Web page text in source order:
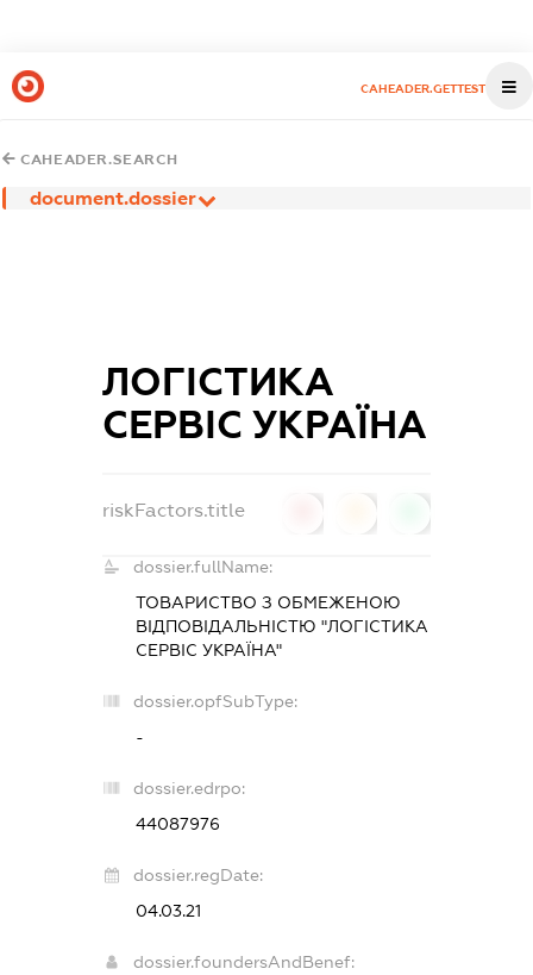
CAHEADER.GETTEST
CAHEADER.SEARCH
document.dossier
ЛОГІСТИКА
СЕРВІС УКРАЇНА
riskFactors.title
dossier.fullName:
ТОВАРИСТВО З ОБМЕЖЕНОЮ
ВІДПОВІДАЛЬНІСТЮ "ЛОГІСТИКА
СЕРВІС УКРАЇНА"
dossier.opfSubType:
-
dossier.edrpo:
44087976
dossier.regDate:
04.03.21
dossier.foundersAndBenef: